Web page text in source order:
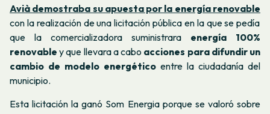
Avià demostraba su apuesta por la energía renovable
con la realización de una licitación pública en la que se pedía
que la comercializadora suministrara energía 100%
renovable y que llevara a cabo acciones para difundir un
cambio de modelo energético entre la ciudadanía del
municipio.
Esta licitación la ganó Som Energia porque se valoró sobre